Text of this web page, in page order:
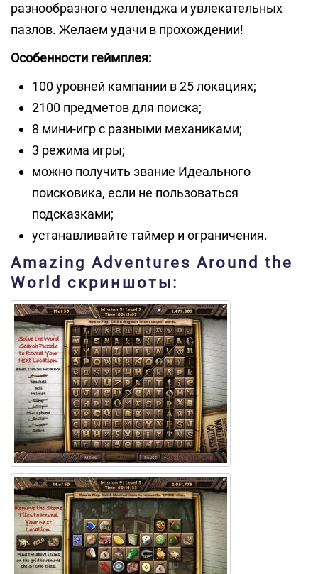
разнообразного челленджа и увлекательных
пазлов. Желаем удачи в прохождении!
Особенности геймплея:
100 уровней кампании в 25 локациях;
2100 предметов для поиска;
8 мини-игр с разными механиками;
3 режима игры;
можно получить звание Идеального
поисковика, если не пользоваться
подсказками;
устанавливайте таймер и ограничения.
Amazing Adventures Around the
World скриншоты: